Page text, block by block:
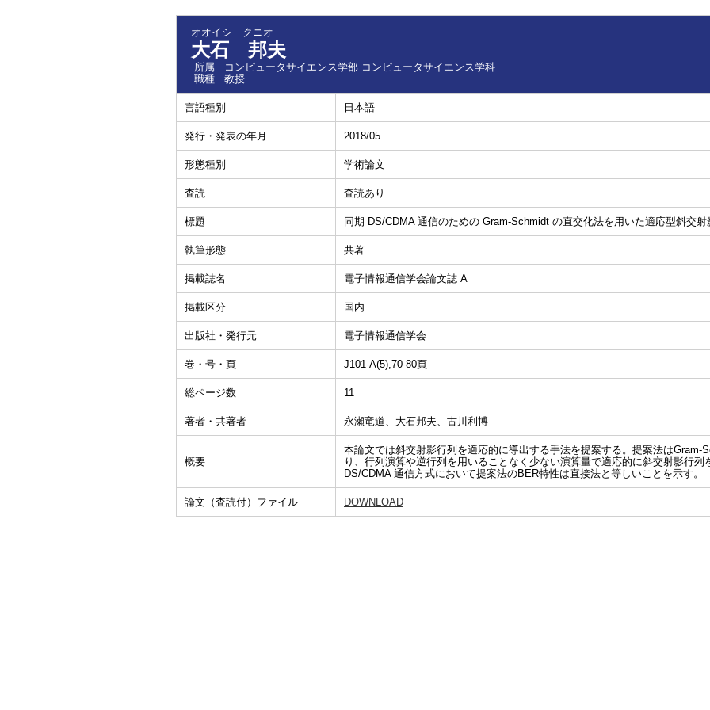
オオイシ クニオ
大石 邦夫
所属
コンピュータサイエンス学部 コンピュータサイエンス学科
職種
教授
言語種別 日本語
発行・発表の年月 2018/05
形態種別 学術論文
査読 査読あり
標題 同期 DS/CDMA 通信のための Gram-Schmidt の直交化法を用いた適応型斜交射
執筆形態 共著
掲載誌名 電子情報通信学会論文誌 A
掲載区分 国内
出版社・発行元 電子情報通信学会
巻・号・頁 J101-A(5),70-80頁
総ページ数 11
著者・共著者 永瀬竜道、 大石邦夫、古川利博
概要
本論文では斜交射影行列を適応的に導出する手法を提案する。提案法はGram-
り、行列演算や逆行列を用いることなく少ない演算量で適応的に斜交射影行列
DS/CDMA 通信方式において提案法のBER特性は直接法と等しいことを示す。
論文（査読付）ファイル DOWNLOAD